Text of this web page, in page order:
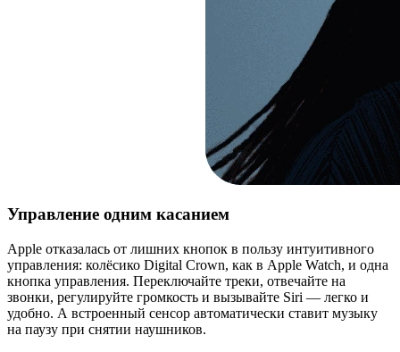
Управление одним касанием
Apple отказалась от лишних кнопок в пользу интуитивного
управления: колёсико Digital Crown, как в Apple Watch, и одна
кнопка управления. Переключайте треки, отвечайте на
звонки, регулируйте громкость и вызывайте Siri — легко и
удобно. А встроенный сенсор автоматически ставит музыку
на паузу при снятии наушников.